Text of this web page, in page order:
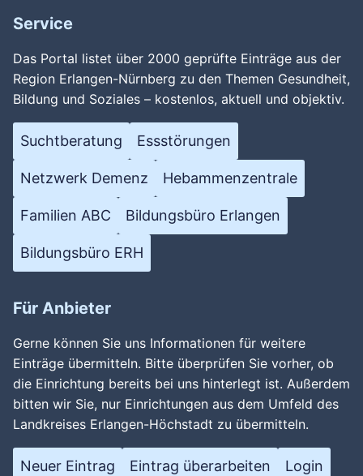
Wird geladen …
Service
Das Portal listet über 2000 geprüfte Einträge aus der
Region Erlangen-Nürnberg zu den Themen Gesundheit,
Bildung und Soziales – kostenlos, aktuell und objektiv.
Suchtberatung Essstörungen
Netzwerk Demenz Hebammenzentrale
Familien ABC Bildungsbüro Erlangen
Bildungsbüro ERH
Für Anbieter
Gerne können Sie uns Informationen für weitere
Einträge übermitteln. Bitte überprüfen Sie vorher, ob
die Einrichtung bereits bei uns hinterlegt ist. Außerdem
bitten wir Sie, nur Einrichtungen aus dem Umfeld des
Landkreises Erlangen-Höchstadt zu übermitteln.
Neuer Eintrag Eintrag überarbeiten Login